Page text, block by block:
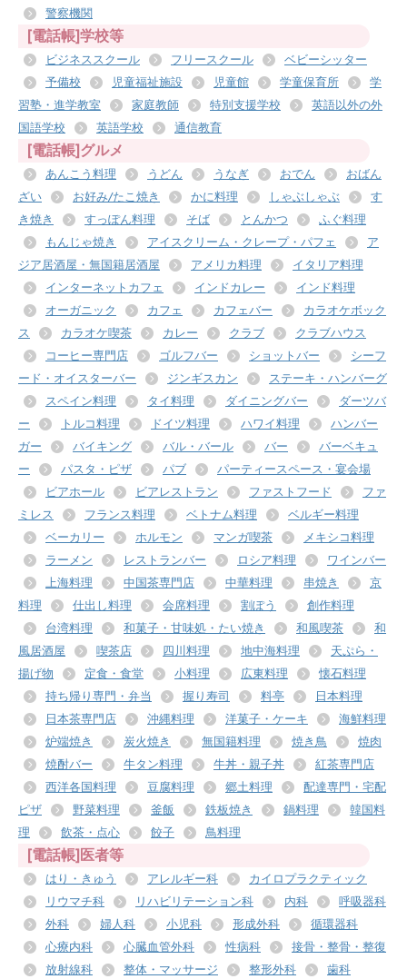
警察機関
[電話帳]学校等
ビジネススクール フリースクール
ベビーシッター
予備校
児童福祉施設 児童館 学童保育所
学
習塾・進学教室
家庭教師 特別支援学校
英語以外の外
国語学校
英語学校 通信教育
[電話帳]グルメ
あんこう料理 うどん うなぎ おでん
おばん
ざい
お好み/たこ焼き かに料理 しゃぶしゃぶ
す
き焼き
すっぽん料理 そば とんかつ
ふぐ料理
もんじゃ焼き
アイスクリーム・クレープ・パフェ
ア
ジア居酒屋・無国籍居酒屋
アメリカ料理
イタリア料理
インターネットカフェ
インドカレー
インド料理
オーガニック
カフェ カフェバー
カラオケボック
ス
カラオケ喫茶 カレー クラブ
クラブハウス
コーヒー専門店
ゴルフバー ショットバー
シーフ
ード・オイスターバー
ジンギスカン
ステーキ・ハンバーグ
スペイン料理
タイ料理 ダイニングバー
ダーツバ
ー
トルコ料理 ドイツ料理 ハワイ料理
ハンバー
ガー
バイキング バル・バール バー
バーベキュ
ー
パスタ・ピザ パブ
パーティースペース・宴会場
ビアホール
ビアレストラン ファストフード
ファ
ミレス
フランス料理 ベトナム料理
ベルギー料理
ベーカリー
ホルモン マンガ喫茶
メキシコ料理
ラーメン
レストランバー ロシア料理
ワインバー
上海料理
中国茶専門店 中華料理 串焼き
京
料理
仕出し料理 会席料理 割ぽう
創作料理
台湾料理
和菓子・甘味処・たい焼き 和風喫茶
和
風居酒屋
喫茶店 四川料理 地中海料理
天ぷら・
揚げ物
定食・食堂 小料理 広東料理
懐石料理
持ち帰り専門・弁当
握り寿司 料亭
日本料理
日本茶専門店
沖縄料理 洋菓子・ケーキ
海鮮料理
炉端焼き
炭火焼き 無国籍料理 焼き鳥
焼肉
焼酎バー
牛タン料理 牛丼・親子丼
紅茶専門店
西洋各国料理
豆腐料理 郷土料理
配達専門・宅配
ピザ
野菜料理 釜飯 鉄板焼き 鍋料理
韓国料
理
飲茶・点心 餃子 鳥料理
[電話帳]医者等
はり・きゅう アレルギー科
カイロプラクティック
リウマチ科
リハビリテーション科 内科
呼吸器科
外科
婦人科 小児科 形成外科
循環器科
心療内科
心臓血管外科 性病科
接骨・整骨・整復
放射線科
整体・マッサージ 整形外科
歯科